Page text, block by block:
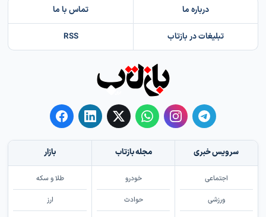
درباره ما تماس با ما
تبلیغات در بازتاب RSS
سرویس خبری
اجتماعی
ورزشی
مجله بازتاب
خودرو
حوادث
بازار
طلا و سکه
ارز